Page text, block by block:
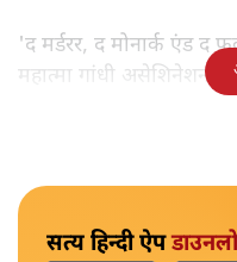
'द मर्डरर, द मोनार्क एंड
महात्मा गांधी असेशिनेशन'
सत्य हिन्दी ऐप